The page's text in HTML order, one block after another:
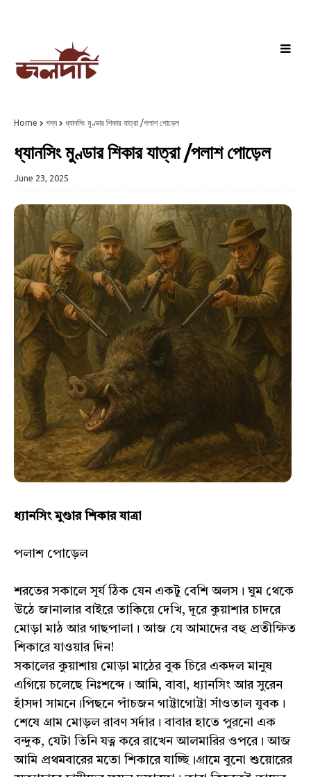
Home গদ্য ধ্যানসিং মুণ্ডার শিকার যাত্রা /পলাশ পোড়েল
ধ্যানসিং মুণ্ডার শিকার যাত্রা /পলাশ পোড়েল
June 23, 2025
ধ্যানসিং মুণ্ডার শিকার যাত্রা
পলাশ পোড়েল
শরতের সকালে সূর্য ঠিক যেন একটু বেশি অলস। ঘুম থেকে
উঠে জানালার বাইরে তাকিয়ে দেখি, দূরে কুয়াশার চাদরে
মোড়া মাঠ আর গাছপালা। আজ যে আমাদের বহু প্রতীক্ষিত
শিকারে যাওয়ার দিন!
সকালের কুয়াশায় মোড়া মাঠের বুক চিরে একদল মানুষ
এগিয়ে চলেছে নিঃশব্দে। আমি, বাবা, ধ্যানসিং আর সুরেন
হাঁসদা সামনে।পিছনে পাঁচজন গাট্টাগোট্টা সাঁওতাল যুবক।
শেষে গ্রাম মোড়ল রাবণ সর্দার। বাবার হাতে পুরনো এক
বন্দুক, যেটা তিনি যত্ন করে রাখেন আলমারির ওপরে। আজ
আমি প্রথমবারের মতো শিকারে যাচ্ছি।গ্রামে বুনো শুয়োরের